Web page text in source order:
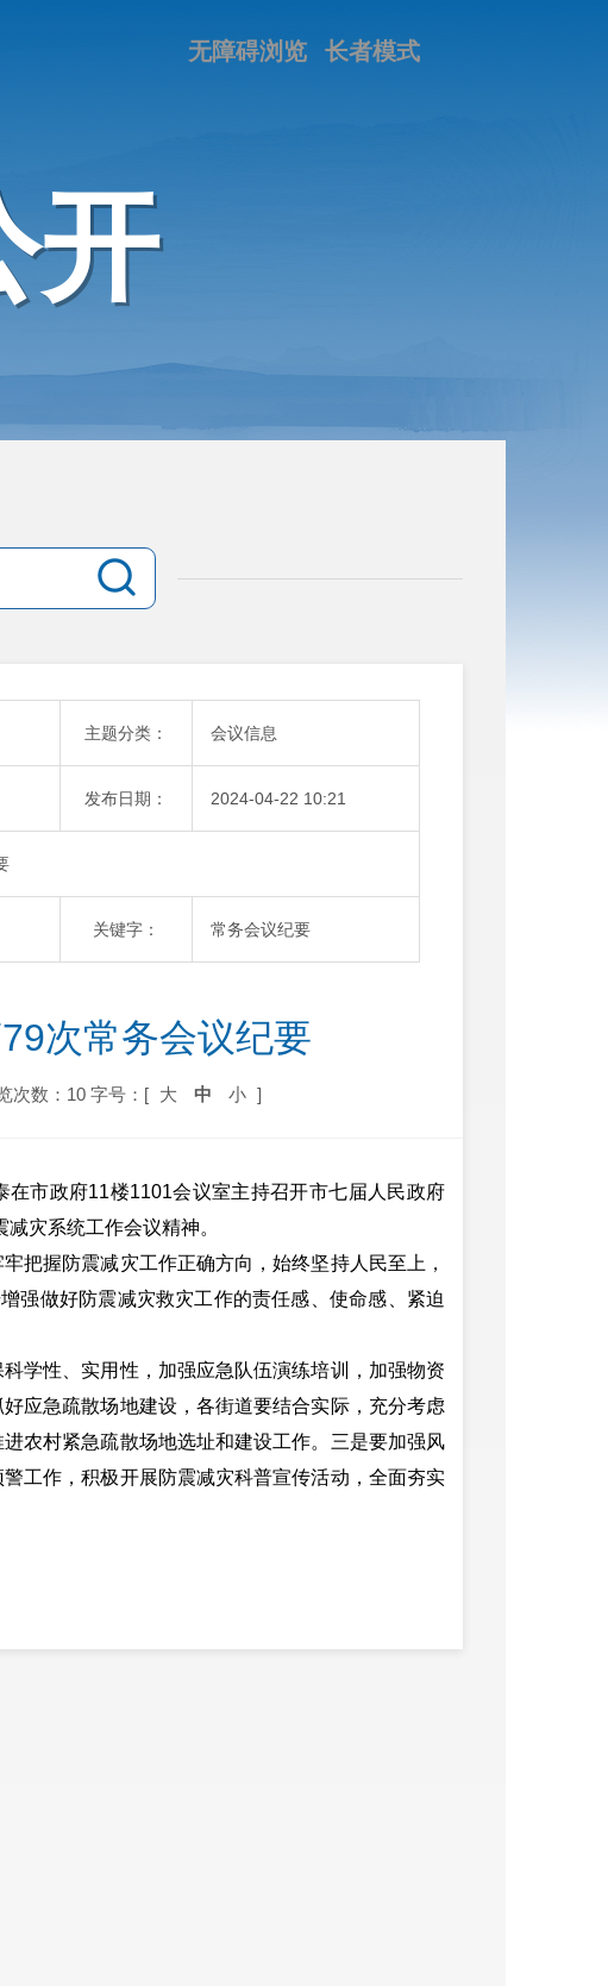
长者模式
无障碍浏览
开
主题分类： 会议信息
发布日期： 2024-04-22 10:21
关键字： 常务会议纪要
次常务会议纪要
次数：10 字号：[ 大 中 小 ]
市政府11楼1101会议室主持召开市七届人民政府
灾系统工作会议精神。
握防震减灾工作正确方向，始终坚持人民至上，
强做好防震减灾救灾工作的责任感、使命感、紧迫
性、实用性，加强应急队伍演练培训，加强物资
应急疏散场地建设，各街道要结合实际，充分考虑
农村紧急疏散场地选址和建设工作。三是要加强风
工作，积极开展防震减灾科普宣传活动，全面夯实